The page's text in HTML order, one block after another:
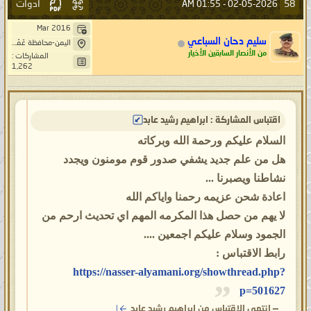
المسلمين في العجم والعرب فكيف
تصدّقون بالباطل وتتّبعونه وتعرضون عن
الحقّ في محكم القرآن وعن الحقّ في
أحاديث سنّة البيان؟ فكيف ترون الحقّ
باطلاً والباطل حقّاً! فهل أنتم مسلمون أم
مُبلسون من رحمة الله أرحم الراحمين؟
ألا وإنّ المُبلسين من رحمة الله في
عذاب الله خالدون في النار، وسبب
بقائهم في عذاب الله هو بسبب إبلاسهم
من رحمته وينتظرون أن يرحمهم سواه
فيشفع لهم بين يدي ربهم، فاتقوا الله يا
معشر المُبلسين من رحمة الله وتذكّروا
قول الله تعالى:
ذَا عَذَابٍ شَدِيدٍ إِذَا هُمْ فِيهِ مُبْلِسُونَ ﴿٧٧﴾}
صدق الله العظيم [المؤمنون].
58
02-05-2026 -
01:55 AM أدوات
سليم دحان السباعي
من الأنصار السابقين الأخيار
Mar 2016
اليمن-محافظة عَمْرَانْ-بَنِيْ صُرَيْمْ- خِيَارْ حَاشد
المشاركات :
1,262
اقتباس المشاركة : ابراهيم رشيد عابد
السلام عليكم ورحمة الله وبركاته
هل من علم جديد يشفي صدور قوم مومنون ويجدد
نشاطنا ويصبرنا ...
اعادة شحن عزيمه رحمنا واياكم الله
لا يهم من حصل هذا المكرمه المهم اي تحديث ارحم من
الجمود وسلام عليكم اجمعين ....
رابط الاقتباس :
https://nasser-alyamani.org/showthread.php?
p=501627
— انتهى الاقتباس من ابراهيم رشيد عابد